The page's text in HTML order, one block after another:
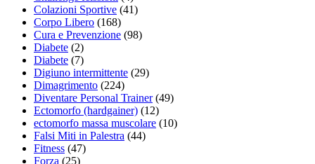
Colazioni Sportive (41)
Corpo Libero (168)
Cura e Prevenzione (98)
Diabete (2)
Diabete (7)
Digiuno intermittente (29)
Dimagrimento (224)
Diventare Personal Trainer(49)
Ectomorfo (hardgainer) (12)
ectomorfo massa muscolare (10)
Falsi Miti in Palestra (44)
Fitness (47)
Forza (25)